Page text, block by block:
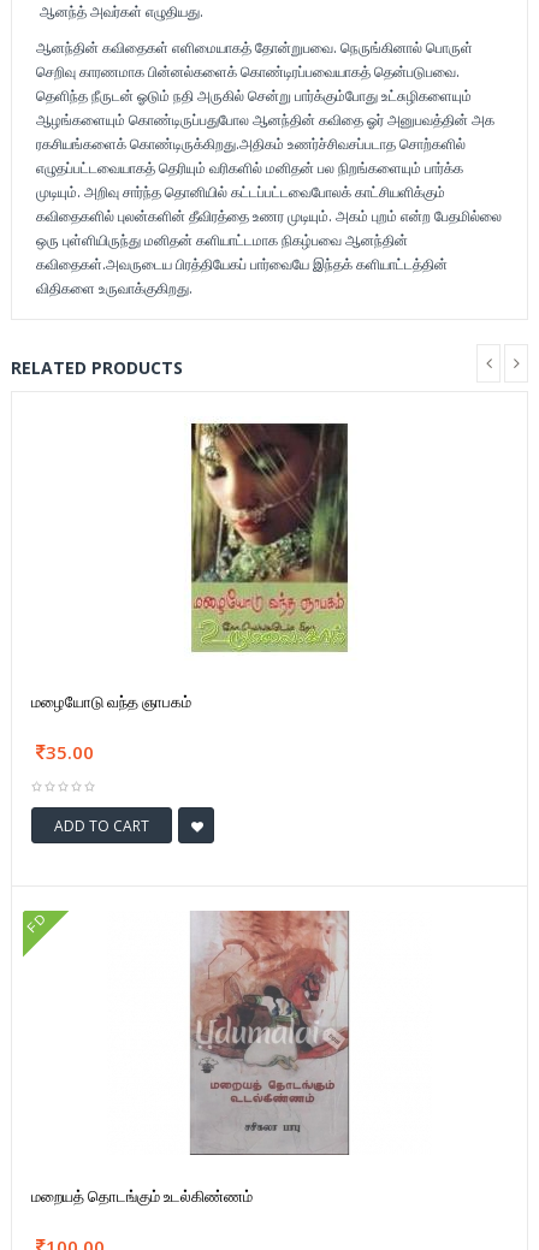
ஆனந்த் அவர்கள் எழுதியது.
ஆனந்தின் கவிதைகள் எளிமையாகத் தோன்றுபவை. நெருங்கினால் பொருள்
செறிவு காரணமாக பின்னல்களைக் கொண்டிரப்பவையாகத் தென்படுபவை.
தெளிந்த நீருடன் ஓடும் நதி அருகில் சென்று பார்க்கும்போது உட்சுழிகளையும்
ஆழங்களையும் கொண்டிருப்பதுபோல ஆனந்தின் கவிதை ஓர் அனுபவத்தின் அக
ரகசியங்களைக் கொண்டிருக்கிறது.அதிகம் உணர்ச்சிவசப்படாத சொற்களில்
எழுதப்பட்டவையாகத் தெரியும் வரிகளில் மனிதன் பல நிறங்களையும் பார்க்க
முடியும். அறிவு சார்ந்த தொனியில் கட்டப்பட்டவைபோலக் காட்சியளிக்கும்
கவிதைகளில் புலன்களின் தீவிரத்தை உணர முடியும். அகம் புறம் என்ற பேதமில்லை
ஒரு புள்ளியிருந்து மனிதன் களியாட்டமாக நிகழ்பவை ஆனந்தின்
கவிதைகள்.அவருடைய பிரத்தியேகப் பார்வையே இந்தக் களியாட்டத்தின்
விதிகளை உருவாக்குகிறது.
RELATED PRODUCTS
மழையோடு வந்த ஞாபகம்
35.00
ADD TO CART
FD
மறையத் தொடங்கும் உடல்கிண்ணம்